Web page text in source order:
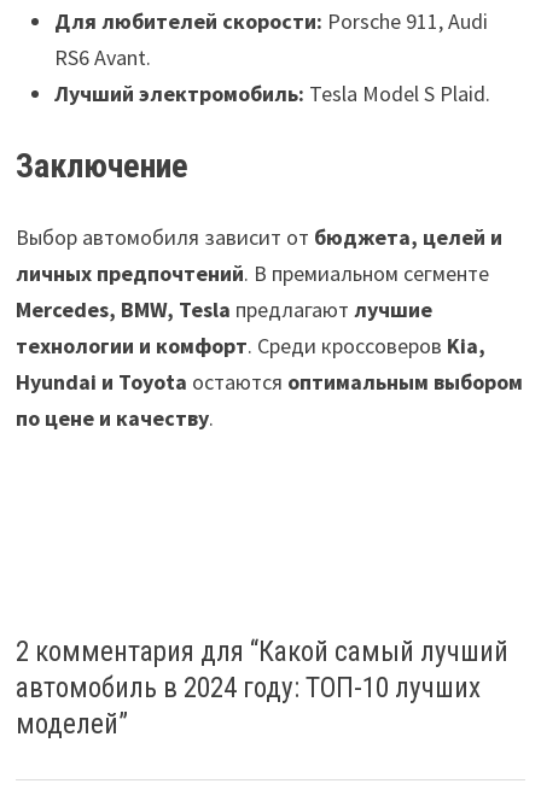
Для любителей скорости: Porsche 911, Audi
RS6 Avant.
Лучший электромобиль: Tesla Model S Plaid.
Заключение
Выбор автомобиля зависит от бюджета, целей и
личных предпочтений. В премиальном сегменте
Mercedes, BMW, Tesla предлагают лучшие
технологии и комфорт. Среди кроссоверов Kia,
Hyundai и Toyota остаются оптимальным выбором
по цене и качеству.
2 комментария для “Какой самый лучший
автомобиль в 2024 году: ТОП-10 лучших
моделей”